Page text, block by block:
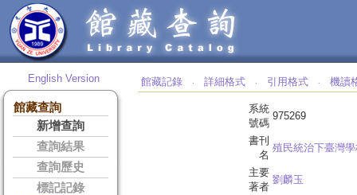
English Version
館藏查詢
新增查詢
查詢結果
查詢歷史
標記記錄
館藏記錄 ‧ 詳細格式 ‧ 引用格式 ‧ 機讀
系統
號碼
975269
書刊
名
殖民統治下臺灣
主要
著者
劉麟玉